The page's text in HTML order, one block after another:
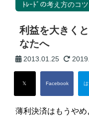
ﾄﾚｰﾄﾞの考え方のコ
利益を大きく
なたへ
2013.01.25
薄利決済はもうやめ